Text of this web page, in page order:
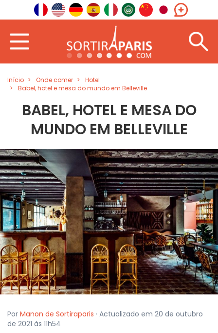
Início Onde comer
Hotel
Babel, hotel e mesa do mundo em Belleville
BABEL, HOTEL E MESA DO
MUNDO EM BELLEVILLE
Por Manon de Sortiraparis · Actualizado em 20 de outubro
de 2021 às 11h54